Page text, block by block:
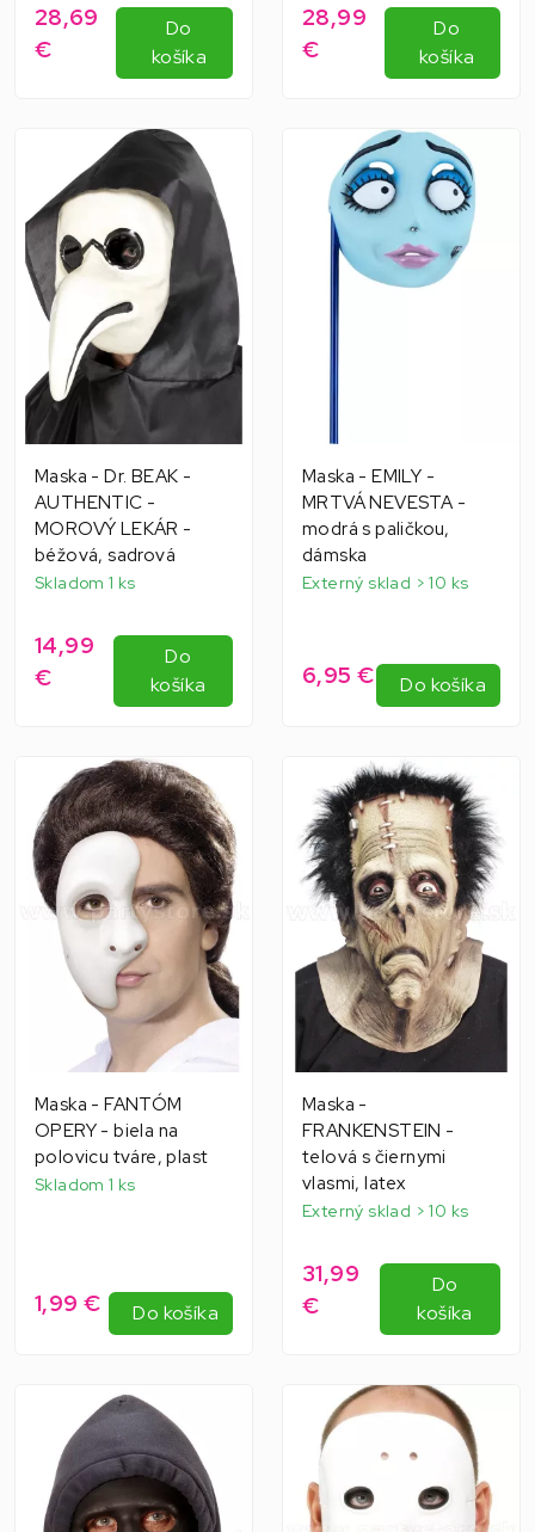
28,69
€
Do
košíka
28,99
€
Do
košíka
Maska - Dr. BEAK -
AUTHENTIC -
MOROVÝ LEKÁR -
béžová, sadrová
Skladom 1 ks
14,99
€
Do
košíka
Maska - EMILY -
MRTVÁ NEVESTA -
modrá s paličkou,
dámska
Externý sklad > 10 ks
6,95 € Do košíka
Maska - FANTÓM
OPERY - biela na
polovicu tváre, plast
Skladom 1 ks
1,99 € Do košíka
Maska -
FRANKENSTEIN -
telová s čiernymi
vlasmi, latex
Externý sklad > 10 ks
31,99
€
Do
košíka